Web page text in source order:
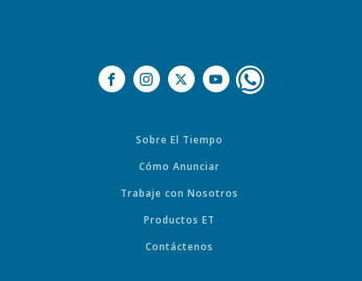
Sobre El Tiempo
Cómo Anunciar
Trabaje con Nosotros
Productos ET
Contáctenos